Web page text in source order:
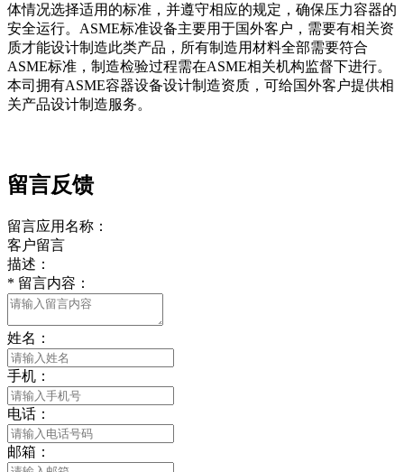
体情况选择适用的标准，并遵守相应的规定，确保压力容器的
安全运行。ASME标准设备主要用于国外客户，需要有相关资
质才能设计制造此类产品，所有制造用材料全部需要符合
ASME标准，制造检验过程需在ASME相关机构监督下进行。
本司拥有ASME容器设备设计制造资质，可给国外客户提供相
关产品设计制造服务。
留言反馈
留言应用名称：
客户留言
描述：
* 留言内容：
姓名：
手机：
电话：
邮箱：